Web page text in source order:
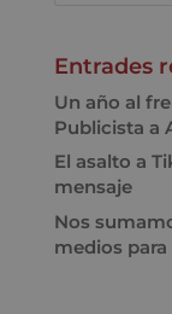
Entrades
Un año al
Publicista a
El asalto a
mensaje
Nos
medios para